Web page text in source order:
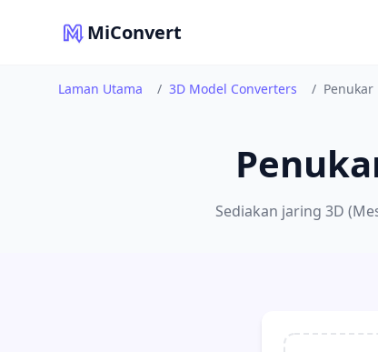
MiConvert
Laman Utama / 3D Model Converters / Penukar
Sediakan jaring 3D